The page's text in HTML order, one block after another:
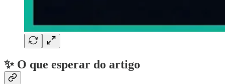
✨ O que esperar do artigo